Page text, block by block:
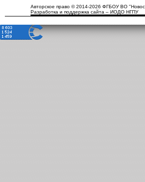
Авторское право © 2014-2026 ФГБОУ ВО
Разработка и поддержка сайта – ИОДО НГПУ